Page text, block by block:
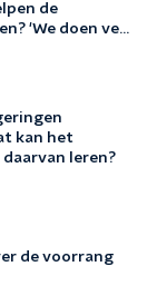
de
'We doen veel
kan het
leren?
de voorrang